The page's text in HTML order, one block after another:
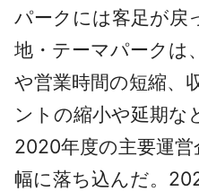
パークには客足が戻
地・テーマパークは
や営業時間の短縮、
ントの縮小や延期な
2020年度の主要運
幅に落ち込んだ。